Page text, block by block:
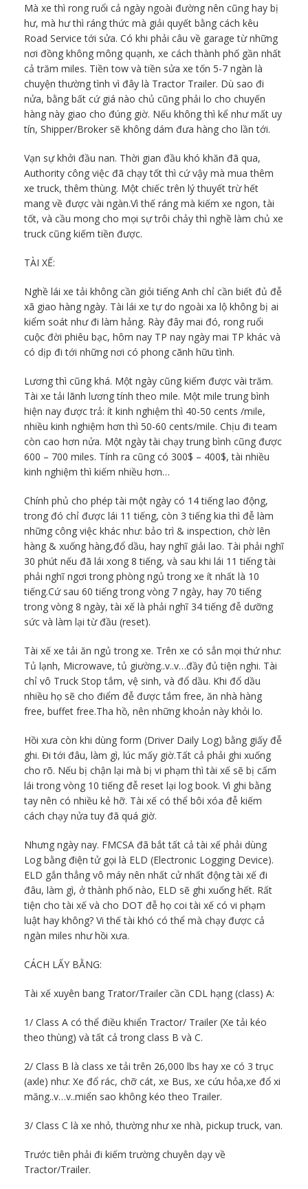
Mà xe thì rong ruổi cả ngày ngoài đường nên cũng hay bị
hư, mà hư thì ráng thức mà giải quyết bằng cách kêu
Road Service tới sửa. Có khi phải câu về garage từ những
nơi đồng không mông quạnh, xe cách thành phố gần nhất
cả trăm miles. Tiền tow và tiền sửa xe tốn 5-7 ngàn là
chuyện thường tình vì đây là Tractor Trailer. Dù sao đi
nửa, bằng bất cứ giá nào chủ cũng phải lo cho chuyến
hàng này giao cho đúng giờ. Nếu không thì kể như mất uy
tín, Shipper/Broker sẽ không dám đưa hàng cho lần tới.
Vạn sự khởi đầu nan. Thời gian đầu khó khăn đã qua,
Authority công việc đã chạy tốt thì cứ vậy mà mua thêm
xe truck, thêm thùng. Một chiếc trên lý thuyết trừ hết
mang về được vài ngàn.Vì thế ráng mà kiếm xe ngon, tài
tốt, và cầu mong cho mọi sự trôi chảy thì nghề làm chủ xe
truck cũng kiếm tiền được.
TÀI XẾ:
Nghề lái xe tải không cần giỏi tiếng Anh chỉ cần biết đủ đễ
xã giao hàng ngày. Tài lái xe tự do ngoài xa lộ không bị ai
kiểm soát như đi làm hảng. Rày đây mai đó, rong ruổi
cuộc đời phiêu bạc, hôm nay TP nay ngày mai TP khác và
có dịp đi tới những nơi có phong cãnh hữu tình.
Lương thì cũng khá. Một ngày cũng kiếm được vài trăm.
Tài xe tải lãnh lương tính theo mile. Một mile trung bình
hiện nay được trả: ít kinh nghiệm thì 40-50 cents /mile,
nhiều kinh nghiệm hơn thì 50-60 cents/mile. Chịu đi team
còn cao hơn nửa. Một ngày tài chạy trung bình cũng được
600 – 700 miles. Tính ra cũng có 300$ – 400$, tài nhiều
kinh nghiệm thì kiếm nhiều hơn…
Chính phủ cho phép tài một ngày có 14 tiếng lao động,
trong đó chỉ được lái 11 tiếng, còn 3 tiếng kia thì đễ làm
những công việc khác như: bảo trì & inspection, chờ lên
hàng & xuống hàng,đổ dầu, hay nghĩ giải lao. Tài phải nghĩ
30 phút nếu đã lái xong 8 tiếng, và sau khi lái 11 tiếng tài
phải nghĩ ngơi trong phòng ngủ trong xe ít nhất là 10
tiếng.Cứ sau 60 tiếng trong vòng 7 ngày, hay 70 tiếng
trong vòng 8 ngày, tài xế là phải nghĩ 34 tiếng đễ dưỡng
sức và làm lại từ đầu (reset).
Tài xế xe tải ăn ngủ trong xe. Trên xe có sẳn mọi thứ như:
Tủ lạnh, Microwave, tủ giường..v..v…đầy đủ tiện nghi. Tài
chỉ vô Truck Stop tắm, vệ sinh, và đổ dầu. Khi đổ dầu
nhiều họ sẽ cho điểm đễ được tắm free, ăn nhà hàng
free, buffet free.Tha hồ, nên những khoản này khỏi lo.
Hồi xưa còn khi dùng form (Driver Daily Log) bằng giấy đễ
ghi. Đi tới đâu, làm gì, lúc mấy giờ.Tất cả phải ghi xuống
cho rõ. Nếu bị chận lại mà bị vi phạm thì tài xế sẽ bị cấm
lái trong vòng 10 tiếng đễ reset lại log book. Vì ghi bằng
tay nên có nhiều kẻ hỡ. Tài xế có thể bôi xóa đễ kiếm
cách chạy nửa tuy đã quá giờ.
Nhưng ngày nay. FMCSA đã bắt tất cả tài xế phải dùng
Log bằng điện tử gọi là ELD (Electronic Logging Device).
ELD gắn thẳng vô máy nên nhất cử nhất động tài xế đi
đâu, làm gì, ở thành phố nào, ELD sẽ ghi xuống hết. Rất
tiện cho tài xế và cho DOT đễ họ coi tài xế có vi phạm
luật hay không? Vi thế tài khó có thể mà chạy được cả
ngàn miles như hồi xưa.
CÁCH LẤY BẰNG:
Tài xế xuyên bang Trator/Trailer cần CDL hạng (class) A:
1/ Class A có thể điều khiển Tractor/ Trailer (Xe tải kéo
theo thùng) và tất cả trong class B và C.
2/ Class B là class xe tải trên 26,000 lbs hay xe có 3 trục
(axle) như: Xe đổ rác, chỡ cát, xe Bus, xe cứu hỏa,xe đổ xi
măng..v…v..miển sao không kéo theo Trailer.
3/ Class C là xe nhỏ, thường như xe nhà, pickup truck, van.
Trước tiên phải đi kiếm trường chuyên dạy về
Tractor/Trailer.